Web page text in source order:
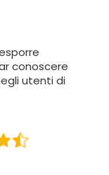
conoscere
utenti di